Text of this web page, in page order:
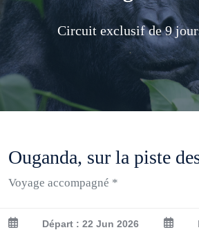
Circuit exclusif de 9
Ouganda, sur la piste
Voyage accompagné *
Départ : 22 Jun 2026